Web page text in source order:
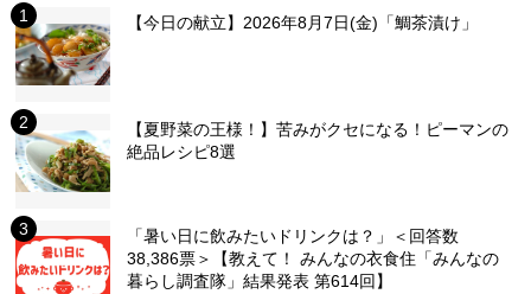
【今日の献立】2026年8月7日(金)「鯛茶漬け」
【夏野菜の王様！】苦みがクセになる！ピーマンの
絶品レシピ8選
「暑い日に飲みたいドリンクは？」＜回答数
38,386票＞【教えて！ みんなの衣食住「みんなの
暮らし調査隊」結果発表 第614回】